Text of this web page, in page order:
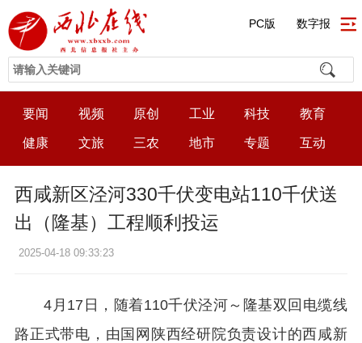
PC版 数字报
要闻 视频 原创 工业 科技 教育
健康 文旅 三农 地市 专题 互动
西咸新区泾河330千伏变电站110千伏送
出（隆基）工程顺利投运
2025-04-18 09:33:23
4月17日，随着110千伏泾河～隆基双回电缆线
路正式带电，由国网陕西经研院负责设计的西咸新